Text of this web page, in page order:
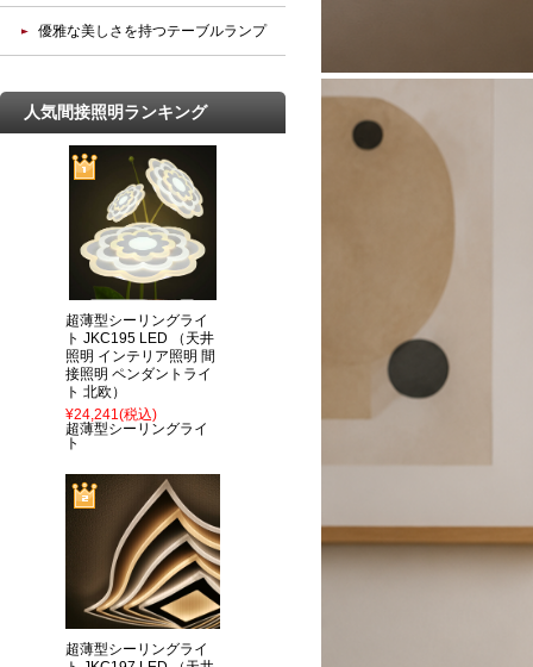
優雅な美しさを持つテーブルランプ
人気間接照明ランキング
超薄型シーリングライ
ト JKC195 LED （天井
照明 インテリア照明 間
接照明 ペンダントライ
ト 北欧）
¥24,241(税込)
超薄型シーリングライ
ト
超薄型シーリングライ